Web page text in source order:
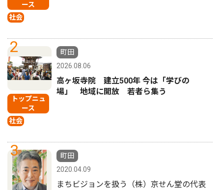
ース
社会
2
トップニュ
ース
社会
町田
2026.08.06
高ヶ坂寺院 建立500年 今は「学びの
場」 地域に開放 若者ら集う
3
町田
2020.04.09
まちビジョンを扱う（株）京せん堂の代表